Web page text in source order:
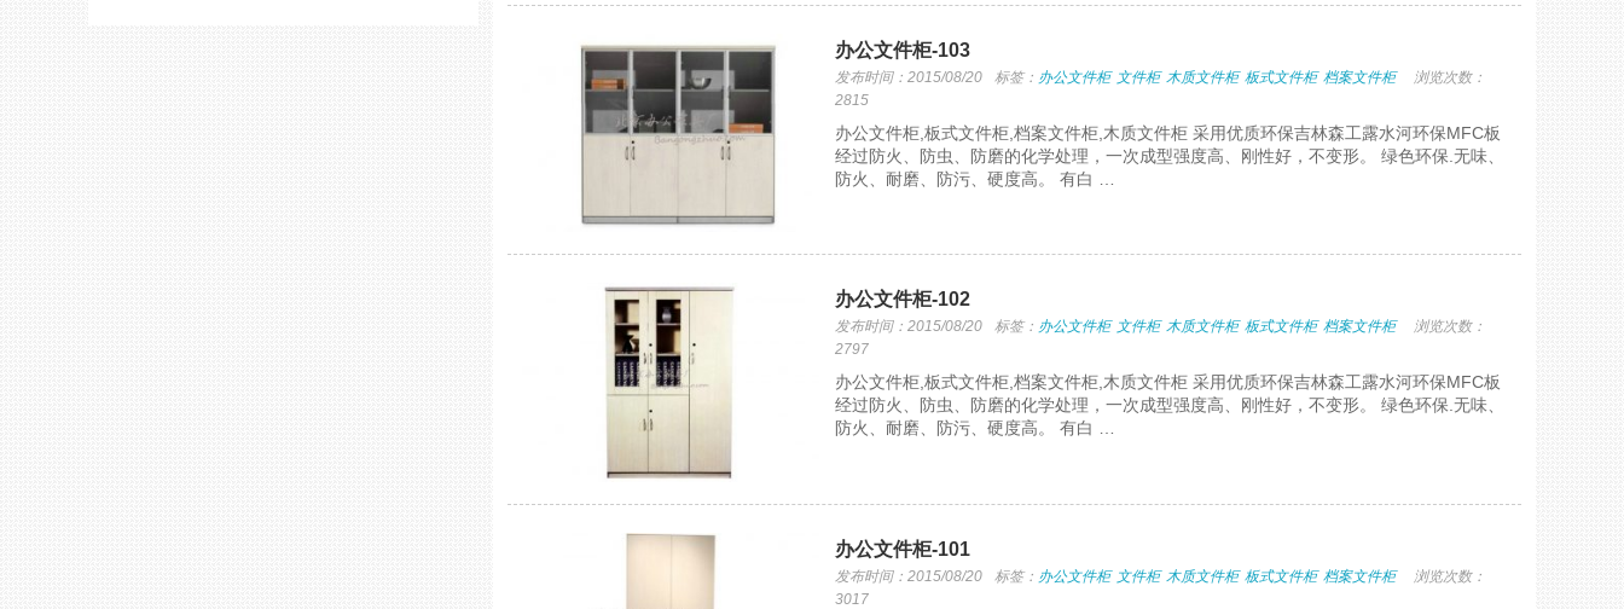
办公文件柜-103
发布时间：2015/08/20 标签： 办公文件柜 文件柜 木质文件柜 板式文件柜 档案文件柜
浏览次数：
2815
办公文件柜,板式文件柜,档案文件柜,木质文件柜 采用优质环保吉林森工露水河环保MFC板
经过防火、防虫、防磨的化学处理，一次成型强度高、刚性好，不变形。 绿色环保.无味、
防火、耐磨、防污、硬度高。 有白 …
办公文件柜-102
发布时间：2015/08/20 标签： 办公文件柜 文件柜 木质文件柜 板式文件柜 档案文件柜
浏览次数：
2797
办公文件柜,板式文件柜,档案文件柜,木质文件柜 采用优质环保吉林森工露水河环保MFC板
经过防火、防虫、防磨的化学处理，一次成型强度高、刚性好，不变形。 绿色环保.无味、
防火、耐磨、防污、硬度高。 有白 …
办公文件柜-101
发布时间：2015/08/20 标签： 办公文件柜 文件柜 木质文件柜 板式文件柜 档案文件柜
浏览次数：
3017